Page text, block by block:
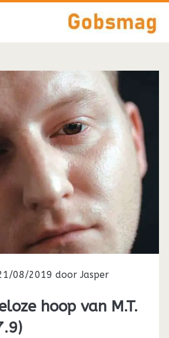
span>
08/2019 doorJasper
hoop van M.T.